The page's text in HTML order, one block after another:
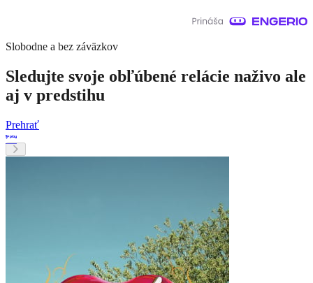
Slobodne a bez záväzkov
Sledujte svoje obľúbené relácie naživo ale
aj v predstihu
Prehrať